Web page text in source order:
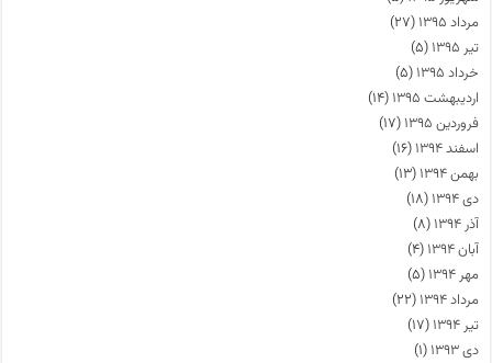
مرداد ۱۳۹۵
(۲۷)
تیر ۱۳۹۵
(۵)
خرداد ۱۳۹۵
(۵)
اردیبهشت ۱۳۹۵
(۱۴)
فروردین ۱۳۹۵
(۱۷)
اسفند ۱۳۹۴
(۱۶)
بهمن ۱۳۹۴
(۱۳)
دی ۱۳۹۴
(۱۸)
آذر ۱۳۹۴
(۸)
آبان ۱۳۹۴
(۴)
مهر ۱۳۹۴
(۵)
مرداد ۱۳۹۴
(۲۲)
تیر ۱۳۹۴
(۱۷)
دی ۱۳۹۳
(۱)